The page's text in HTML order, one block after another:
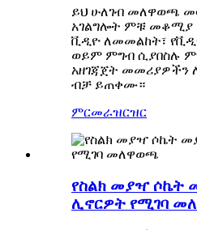
ይህ ሁለገብ መለዋወጫ
አገልግሎት ምቹ መቆሚያ
ቪዲዮ ለመመልከት፣
ወይም ምግብ ሲያበስሉ
አዘገጃጀት መመሪያዎችን
ብቻ ይጠቀሙ።
ምርመራዝርዝር
የስልክ መያዣ ሶኬት
ሊኖርዎት የሚገባ